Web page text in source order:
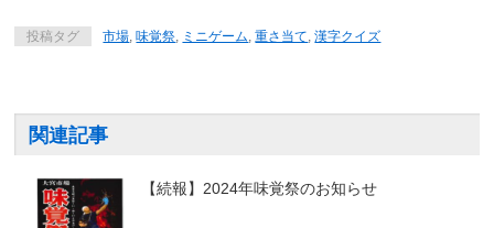
投稿タグ 市場,味覚祭, ミニゲーム,重さ当て,漢字クイズ
関連記事
【続報】2024年味覚祭のお知らせ